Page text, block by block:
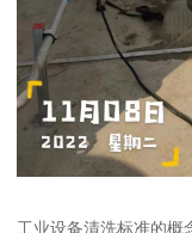
工业设备清洗标准的概